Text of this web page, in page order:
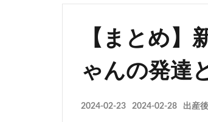
【まとめ】
ゃんの発達
2024-02-23 2024-02-28 出産後